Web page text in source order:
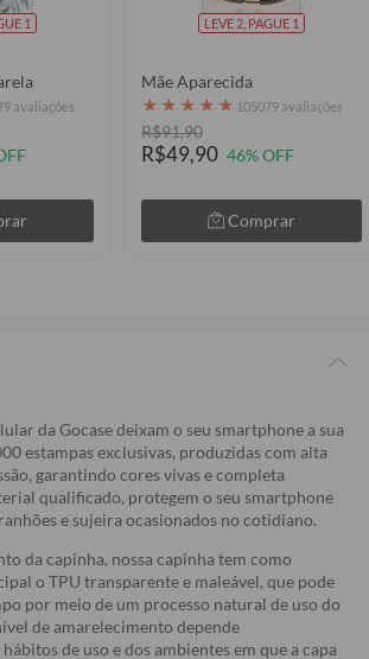
1
avaliações
LEVE 2, PAGUE 1
Mãe Aparecida
★ ★ ★ ★ ★ 105079 avaliações
R$91,90
R$49,90 46% OFF
Comprar
da Gocase deixam o seu smartphone a sua
estampas exclusivas, produzidas com alta
garantindo cores vivas e completa
qualificado, protegem o seu smartphone
e sujeira ocasionados no cotidiano.
da capinha, nossa capinha tem como
o TPU transparente e maleável, que pode
por meio de um processo natural de uso do
de amarelecimento depende
de uso e dos ambientes em que a capa